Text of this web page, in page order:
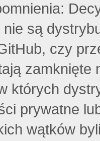
nie są
czy
zamknięte
których
prywatne
wątków